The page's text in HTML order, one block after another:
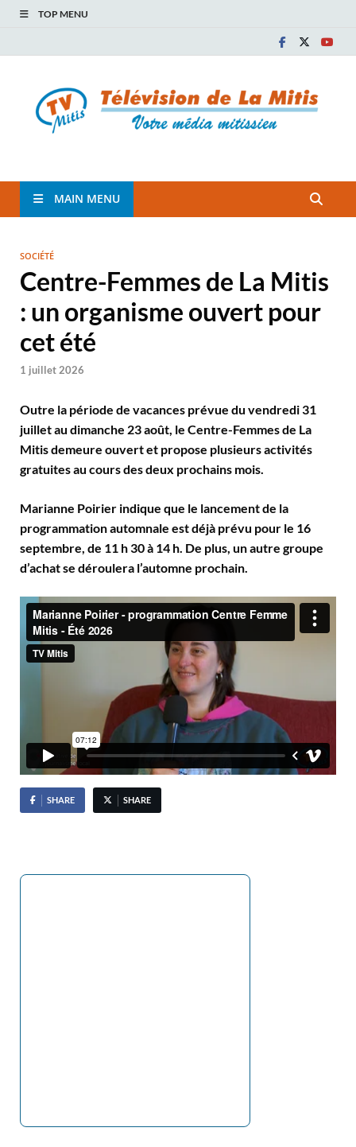
TOP MENU
TVM
MAIN MENU
SOCIÉTÉ
Centre-Femmes de La Mitis
: un organisme ouvert pour
cet été
1 juillet 2026
Outre la période de vacances prévue du vendredi 31
juillet au dimanche 23 août, le Centre-Femmes de La
Mitis demeure ouvert et propose plusieurs activités
gratuites au cours des deux prochains mois.
Marianne Poirier indique que le lancement de la
programmation automnale est déjà prévu pour le 16
septembre, de 11 h 30 à 14 h. De plus, un autre groupe
d’achat se déroulera l’automne prochain.
SHARE SHARE